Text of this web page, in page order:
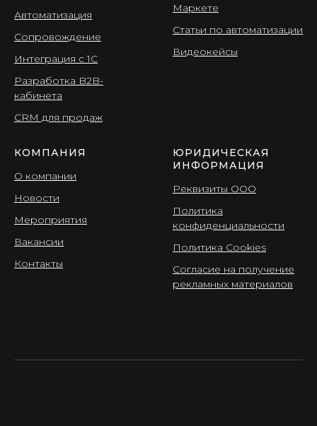
Автоматизация
Сопровождение
Интеграция с 1С
Разработка B2B-
кабинета
CRМ для продаж
Маркете
Статьи по автоматизации
Видеокейсы
КОМПАНИЯ
О компании
Новости
Мероприятия
Вакансии
Контакты
ЮРИДИЧЕСКАЯ
ИНФОРМАЦИЯ
Реквизиты ООО
Политика
конфиденциальности
Политика Cookies
Согласие на получение
рекламных материалов